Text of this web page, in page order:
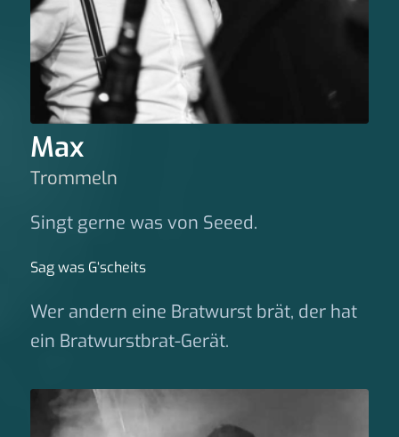
Max
Trommeln
Singt gerne was von Seeed.
Sag was G‘scheits
Wer andern eine Bratwurst brät, der hat
ein Bratwurstbrat-Gerät.